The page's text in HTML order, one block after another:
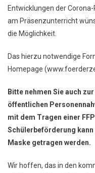
Entwicklungen der
am Präsenzunterricht
die Möglichkeit.
Das hierzu notwendige
Homepage
Bitte nehmen Sie auch
öffentlichen
mit dem Tragen einer
Schülerbeförderung
Maske getragen werden.
Wir hoffen, das in den